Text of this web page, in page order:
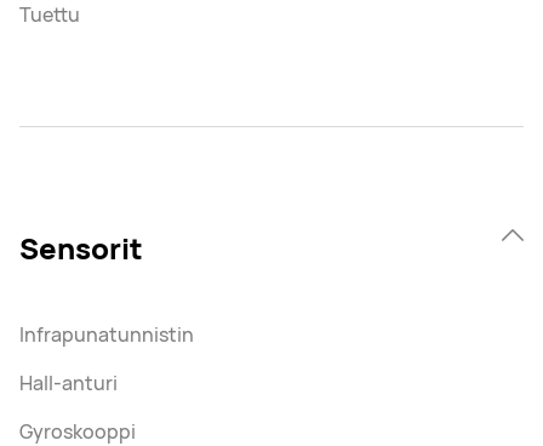
Tuettu
Sensorit
Infrapunatunnistin
Hall-anturi
Gyroskooppi